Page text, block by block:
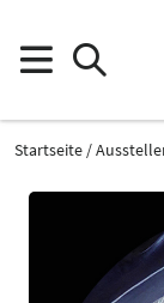
Startseite